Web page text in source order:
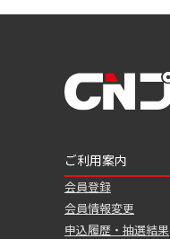
ご利用案内
会員登録
会員情報変更
申込履歴・抽選結果